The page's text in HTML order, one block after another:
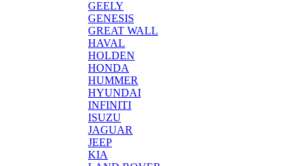
GEELY
GENESIS
GREAT WALL
HAVAL
HOLDEN
HONDA
HUMMER
HYUNDAI
INFINITI
ISUZU
JAGUAR
JEEP
KIA